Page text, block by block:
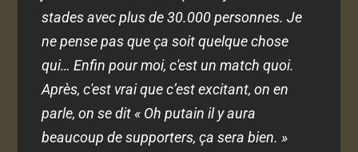
stades avec plus de 30.000 personnes. Je
ne pense pas que ça soit quelque chose
qui… Enfin pour moi, c'est un match quoi.
Après, c'est vrai que c’est excitant, on en
parle, on se dit « Oh putain il y aura
beaucoup de supporters, ça sera bien. »